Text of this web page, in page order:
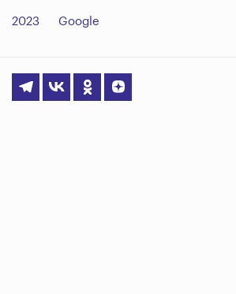
2023 Google